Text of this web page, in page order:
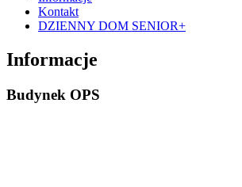
Kontakt
DZIENNY DOM SENIOR+
Informacje
Budynek OPS